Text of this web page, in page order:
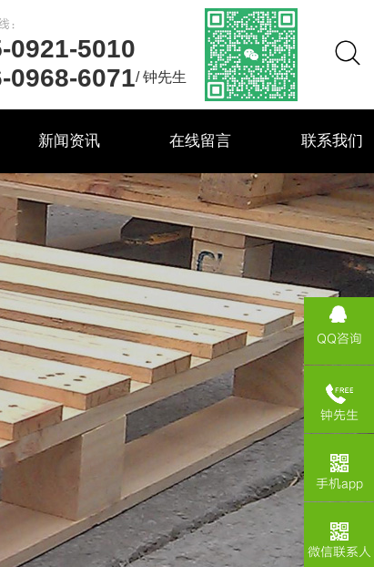
：
0921-5010
0968-6071/ 钟先生
新闻资讯 在线留言 联系我们
QQ咨询
钟先生
手机app
微信联系人